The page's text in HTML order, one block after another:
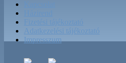
Fizetési tájékoztató
Adatkezelési tájékoztató
Impresszum